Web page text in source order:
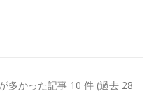
多かった記事 10 件 (過去 28